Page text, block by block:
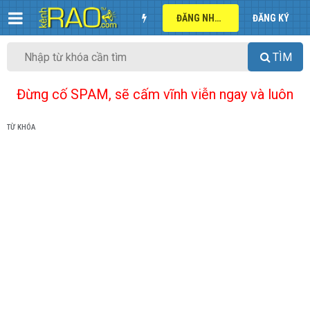
ĐĂNG NHẬP ĐĂNG KÝ
TÌM
Đừng cố SPAM, sẽ cấm vĩnh viễn ngay và luôn
TỪ KHÓA